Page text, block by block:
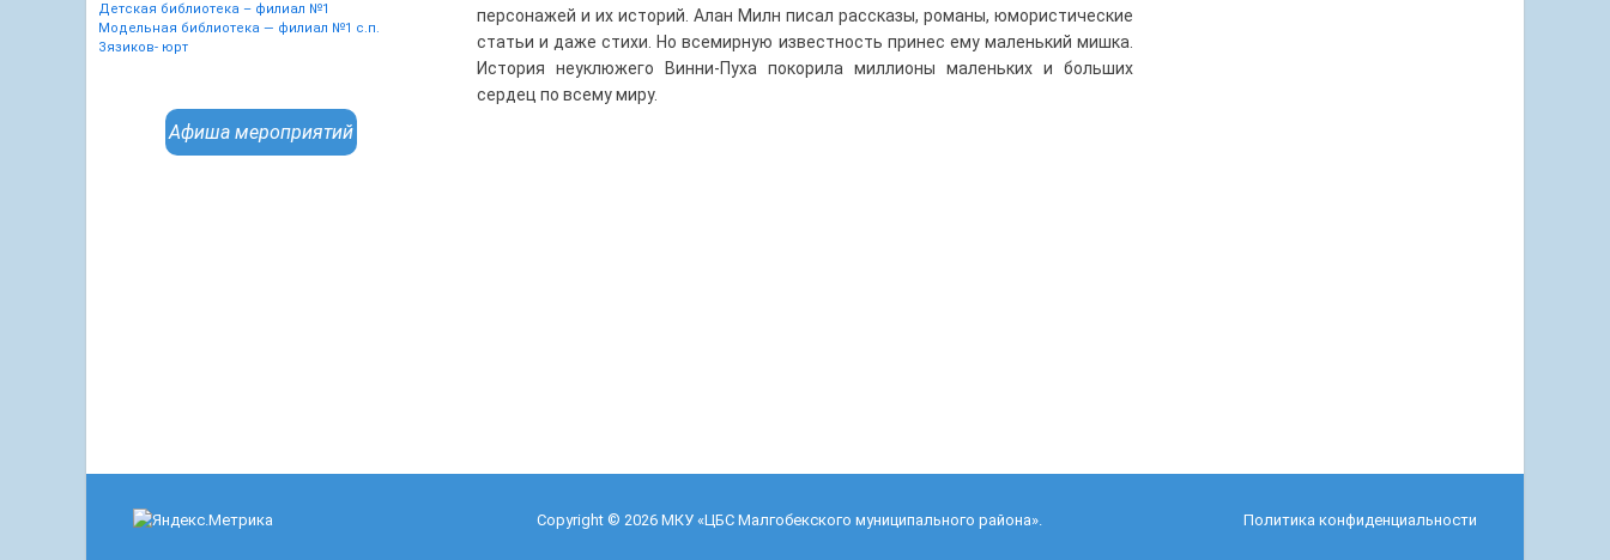
Детская библиотека – филиал №1
Модельная библиотека — филиал №1 с.п.
Зязиков- юрт
Афиша мероприятий
персонажей и их историй. Алан Милн писал рассказы, романы, юмористические
статьи и даже стихи. Но всемирную известность принес ему маленький мишка.
История неуклюжего Винни-Пуха покорила миллионы маленьких и больших
сердец по всему миру.
Copyright © 2026 МКУ «ЦБС Малгобекского муниципального района». Политика конфиденциальности